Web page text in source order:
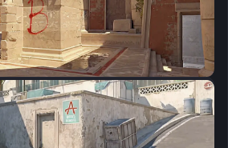
bxPij-DDqBx-sbK5O